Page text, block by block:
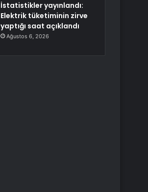
İstatistikler yayınlandı:
Elektrik tüketiminin zirve
yaptığı saat açıklandı
Ağustos 6, 2026